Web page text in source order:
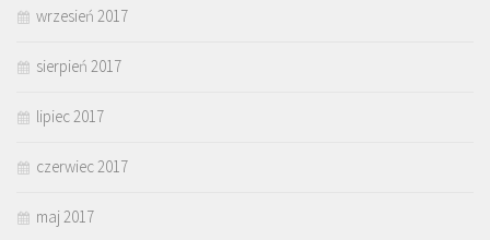
wrzesień 2017
sierpień 2017
lipiec 2017
czerwiec 2017
maj 2017